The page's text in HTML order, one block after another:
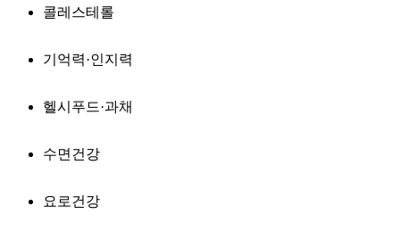
콜레스테롤
기억력·인지력
헬시푸드·과채
수면건강
요로건강